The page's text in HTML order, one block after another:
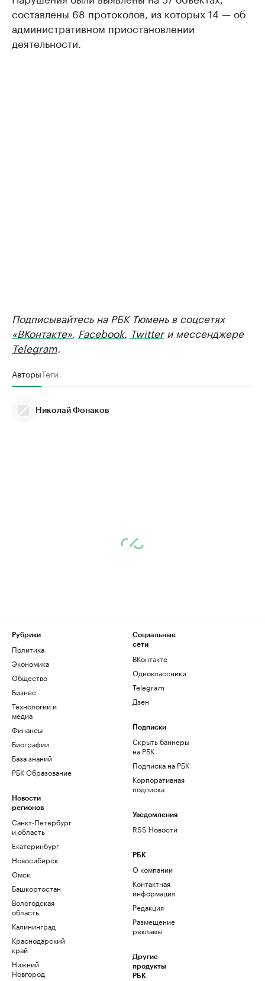
составлены 68 протоколов, из которых 14 — об
административном приостановлении
деятельности.
Подписывайтесь на РБК Тюмень в соцсетях
«ВКонтакте» Facebook, Twitterи мессенджере
Telegram
АвторыТеги
Николай Фонаков
Рубрики
Политика
Экономика
Общество
Бизнес
Технологии и
медиа
Финансы
Биографии
База знаний
РБК Образование
Новости
регионов
Санкт-Петербург
и область
Екатеринбург
Новосибирск
Омск
Башкортостан
Вологодская
область
Калининград
Краснодарский
край
Нижний
Новгород
Социальные
сети
ВКонтакте
Одноклассники
Telegram
Дзен
Подписки
Скрыть баннеры
на РБК
Подписка на РБК
Корпоративная
подписка
Уведомления
RSS Новости
РБК
О компании
Контактная
информация
Редакция
Размещение
рекламы
Другие
продукты
РБК